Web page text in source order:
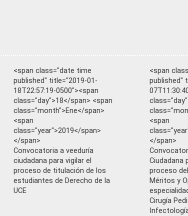
<span class="date time
published" title="2019-01-
18T22:57:19-0500"><span
class="day">18</span> <span
class="month">Ene</span>
<span
class="year">2019</span>
</span>
Convocatoria a veeduría
ciudadana para vigilar el
proceso de titulación de los
estudiantes de Derecho de la
UCE
<span
published"
<span
</span>
Ciudadana
proceso
Méritos y
Cirugía